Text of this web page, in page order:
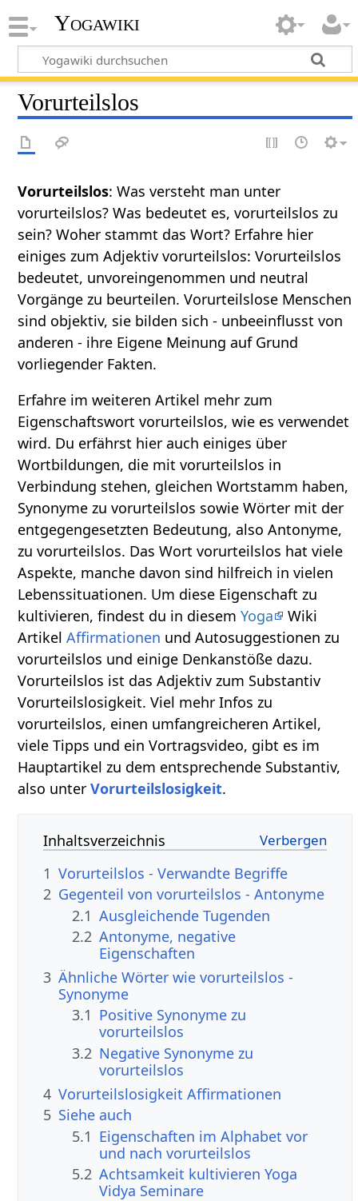
Yogawiki
Vorurteilslos
Vorurteilslos: Was versteht man unter
vorurteilslos? Was bedeutet es, vorurteilslos zu
sein? Woher stammt das Wort? Erfahre hier
einiges zum Adjektiv vorurteilslos: Vorurteilslos
bedeutet, unvoreingenommen und neutral
Vorgänge zu beurteilen. Vorurteilslose Menschen
sind objektiv, sie bilden sich - unbeeinflusst von
anderen - ihre Eigene Meinung auf Grund
vorliegender Fakten.
Erfahre im weiteren Artikel mehr zum
Eigenschaftswort vorurteilslos, wie es verwendet
wird. Du erfährst hier auch einiges über
Wortbildungen, die mit vorurteilslos in
Verbindung stehen, gleichen Wortstamm haben,
Synonyme zu vorurteilslos sowie Wörter mit der
entgegengesetzten Bedeutung, also Antonyme,
zu vorurteilslos. Das Wort vorurteilslos hat viele
Aspekte, manche davon sind hilfreich in vielen
Lebenssituationen. Um diese Eigenschaft zu
kultivieren, findest du in diesemYoga
Wiki
ArtikelAffirmationen und Autosuggestionen zu
vorurteilslos und einige Denkanstöße dazu.
Vorurteilslos ist das Adjektiv zum Substantiv
Vorurteilslosigkeit. Viel mehr Infos zu
vorurteilslos, einen umfangreicheren Artikel,
viele Tipps und ein Vortragsvideo, gibt es im
Hauptartikel zu dem entsprechende Substantiv,
also unterVorurteilslosigkeit.
Inhaltsverzeichnis
1 Vorurteilslos - Verwandte Begriffe
2 Gegenteil von vorurteilslos - Antonyme
2.1 Ausgleichende Tugenden
2.2 Antonyme, negative
Eigenschaften
3 Ähnliche Wörter wie vorurteilslos -
Synonyme
3.1 Positive Synonyme zu
vorurteilslos
3.2 Negative Synonyme zu
vorurteilslos
4 Vorurteilslosigkeit Affirmationen
5 Siehe auch
5.1 Eigenschaften im Alphabet vor
und nach vorurteilslos
5.2 Achtsamkeit kultivieren Yoga
Vidya Seminare